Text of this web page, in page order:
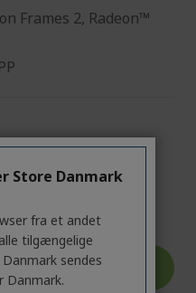
Frames 2, Radeon™
Store Danmark
fra et andet
tilgængelige
sendes
Danmark.